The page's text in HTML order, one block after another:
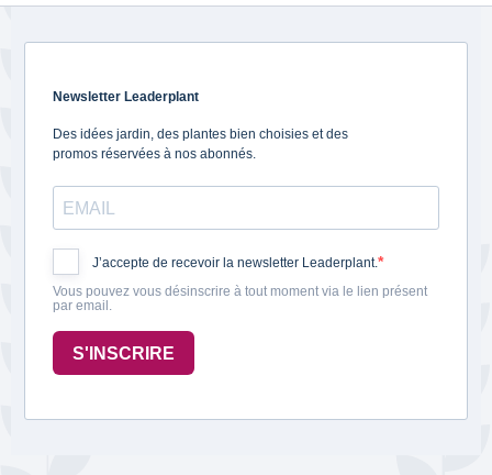
Newsletter Leaderplant
Des idées jardin, des plantes bien choisies et des
promos réservées à nos abonnés.
J’accepte de recevoir la newsletter Leaderplant.
Vous pouvez vous désinscrire à tout moment via le lien présent
par email.
S'INSCRIRE